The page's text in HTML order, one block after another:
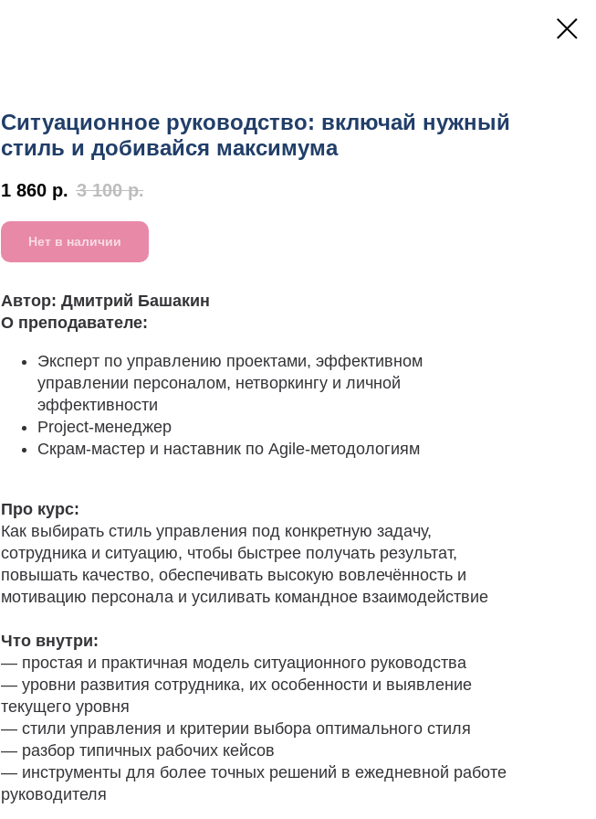
Ситуационное руководство: включай нужный
стиль и добивайся максимума
1 860 р. 3 100 р.
Нет в наличии
Автор: Дмитрий Башакин
О преподавателе:
Эксперт по управлению проектами, эффективном
управлении персоналом, нетворкингу и личной
эффективности
Project-менеджер
Скрам-мастер и наставник по Agile-методологиям
Про курс:
Как выбирать стиль управления под конкретную задачу,
сотрудника и ситуацию, чтобы быстрее получать результат,
повышать качество, обеспечивать высокую вовлечённость и
мотивацию персонала и усиливать командное взаимодействие
Что внутри:
— простая и практичная модель ситуационного руководства
— уровни развития сотрудника, их особенности и выявление
текущего уровня
— стили управления и критерии выбора оптимального стиля
— разбор типичных рабочих кейсов
— инструменты для более точных решений в ежедневной работе
руководителя